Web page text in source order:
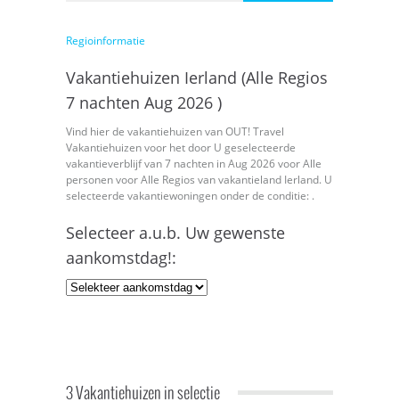
Regioinformatie
Vakantiehuizen Ierland (Alle Regios
7 nachten Aug 2026 )
Vind hier de vakantiehuizen van OUT! Travel
Vakantiehuizen voor het door U geselecteerde
vakantieverblijf van 7 nachten in Aug 2026 voor Alle
personen voor Alle Regios van vakantieland Ierland. U
selecteerde vakantiewoningen onder de conditie: .
Selecteer a.u.b. Uw gewenste
aankomstdag!:
3 Vakantiehuizen in selectie